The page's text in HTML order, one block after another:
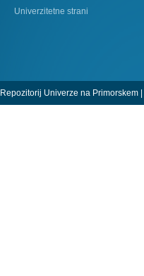
Univerzitetne strani
Repozitorij Univerze na Primorskem |